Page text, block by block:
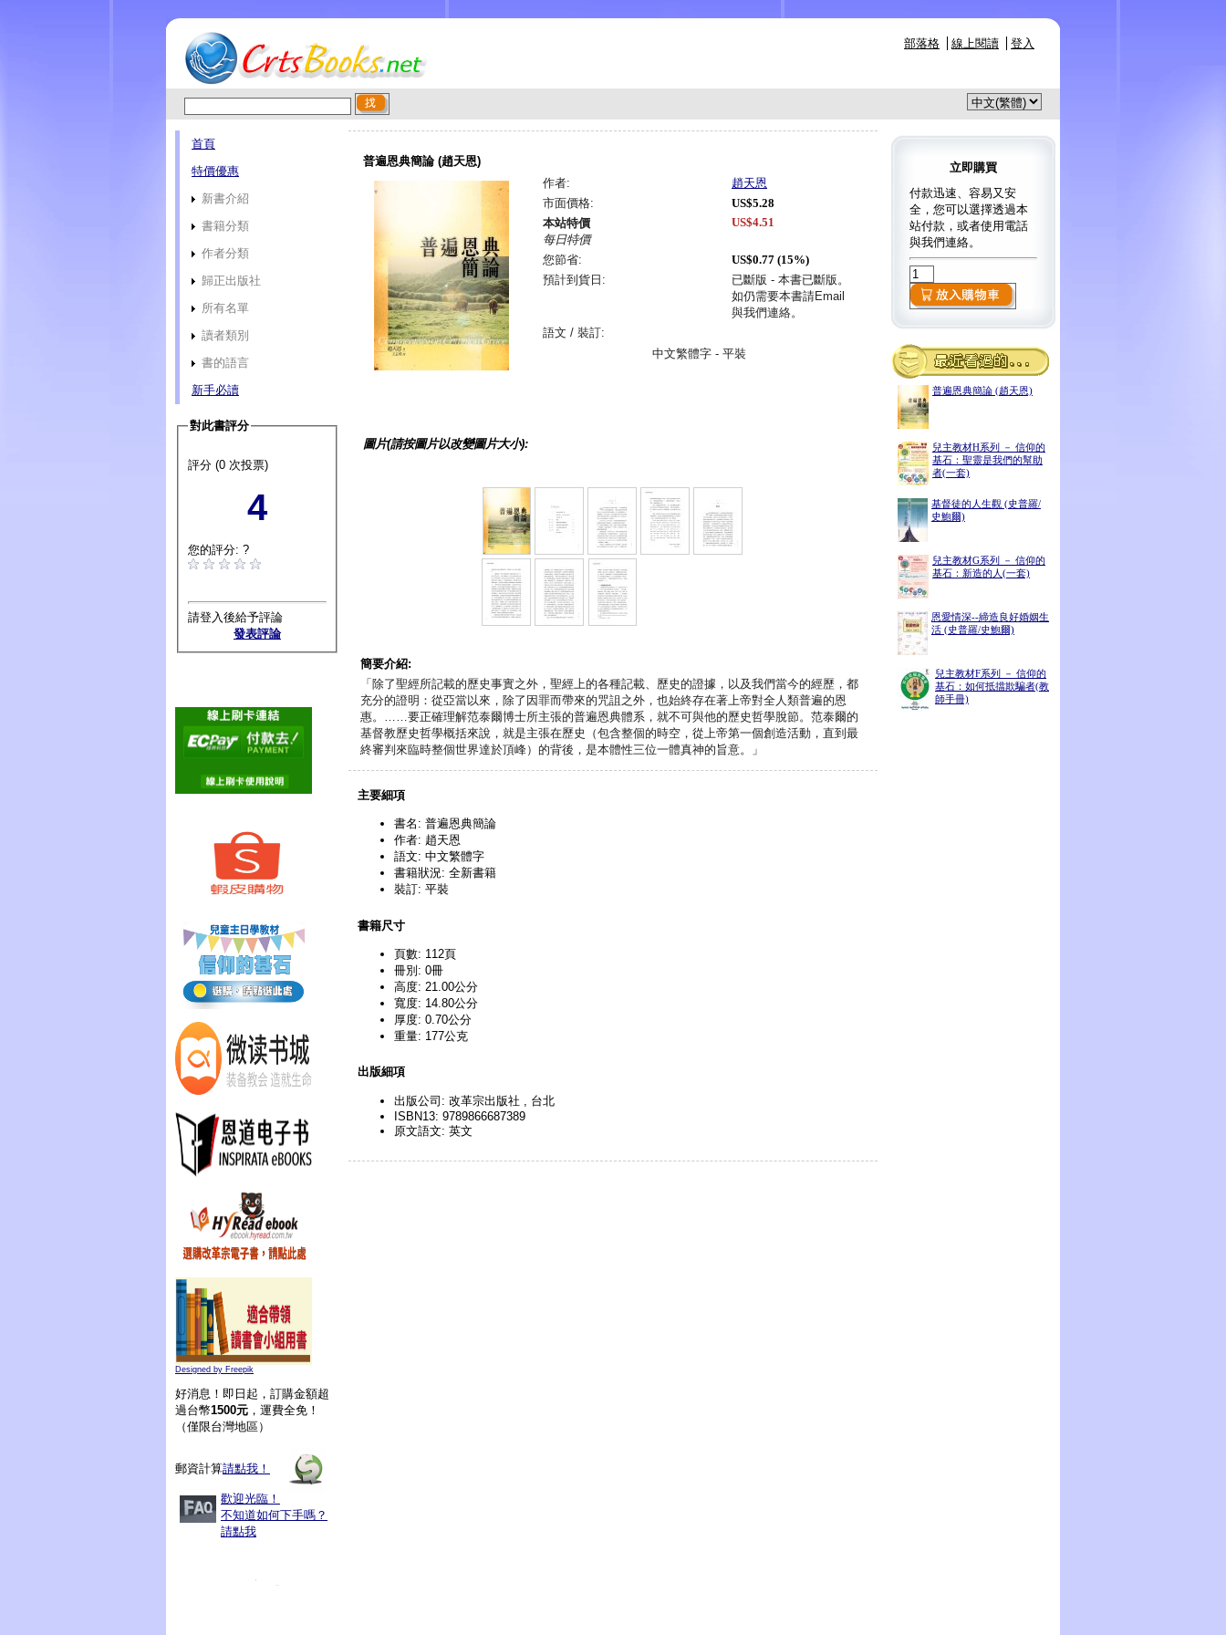
部落格 線上閱讀 登入
首頁
特價優惠
新書介紹
書籍分類
作者分類
歸正出版社
所有名單
讀者類別
書的語言
新手必讀
對此書評分
評分 (0 次投票)
4
您的評分: ?
請登入後給予評論
發表評論
Designed by Freepik
好消息！即日起，訂購金額超
過台幣1500元 ，運費全免！
（僅限台灣地區）
郵資計算請點我！
歡迎光臨！
不知道如何下手嗎？
請點我
立即購買
付款迅速、容易又安
全，您可以選擇透過本
站付款，或者使用電話
與我們連絡。
普遍恩典簡論 (趙天恩)
兒主教材H系列 － 信仰的
基石：聖靈是我們的幫助
者(一套)
基督徒的人生觀 (史普羅/
史鮑爾)
兒主教材G系列 － 信仰的
基石：新造的人(一套)
恩愛情深--締造良好婚姻生
活 (史普羅/史鮑爾)
兒主教材F系列 － 信仰的
基石：如何抵擋欺騙者(教
師手冊)
普遍恩典簡論 (趙天恩)
作者:
趙天恩
市面價格:
US$5.28
本站特價
每日特價
US$4.51
您節省:
US$0.77 (15%)
預計到貨日:
已斷版 - 本書已斷版。
如仍需要本書請Email
與我們連絡。
語文 / 裝訂:
中文繁體字 - 平裝
圖片(請按圖片以改變圖片大小):
簡要介紹:
「除了聖經所記載的歷史事實之外，聖經上的各種記載、歷史的證據，以及我們當今的經歷，都
充分的證明：從亞當以來，除了因罪而帶來的咒詛之外，也始終存在著上帝對全人類普遍的恩
惠。……要正確理解范泰爾博士所主張的普遍恩典體系，就不可與他的歷史哲學脫節。范泰爾的
基督教歷史哲學概括來說，就是主張在歷史（包含整個的時空，從上帝第一個創造活動，直到最
終審判來臨時整個世界達於頂峰）的背後，是本體性三位一體真神的旨意。」
主要細項
書名: 普遍恩典簡論
作者: 趙天恩
語文: 中文繁體字
書籍狀況: 全新書籍
裝訂: 平裝
書籍尺寸
頁數: 112頁
冊別: 0冊
高度: 21.00公分
寬度: 14.80公分
厚度: 0.70公分
重量: 177公克
出版細項
出版公司: 改革宗出版社 , 台北
ISBN13: 9789866687389
原文語文: 英文